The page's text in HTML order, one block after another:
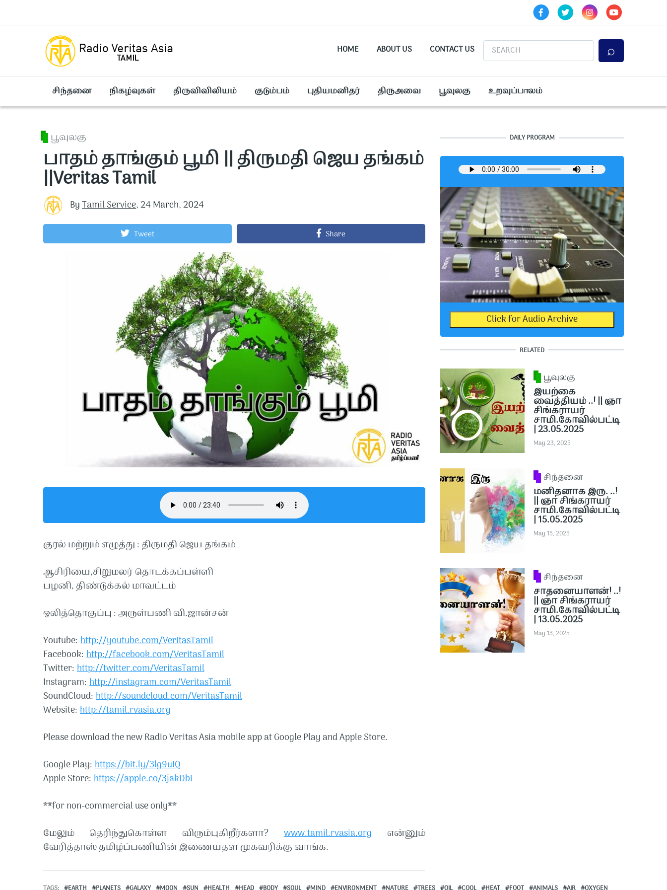
HOME ABOUT US CONTACT US Search
சிந்தனை நிகழ்வுகள் திருவிவிலியம் குடும்பம் புதியமனிதர் திருஅவை பூவுலகு உறவுப்பாலம்
பூவுலகு
பாதம் தாங்கும் பூமி || திருமதி ஜெய தங்கம்
||Veritas Tamil
ByTamil Service,24 March, 2024
Tweet Share
குரல் மற்றும் எழுத்து : திருமதி ஜெய தங்கம்
ஆசிரியை,சிறுமலர் தொடக்கப்பள்ளி
பழனி, திண்டுக்கல் மாவட்டம்
ஒலித்தொகுப்பு : அருள்பணி வி.ஜான்சன்
Youtube: http://youtube.com/VeritasTamil​​
Facebook: http://facebook.com/VeritasTamil​​
Twitter: http://twitter.com/VeritasTamil​​
Instagram: http://instagram.com/VeritasTamil​​
SoundCloud: http://soundcloud.com/VeritasTamil​​
Website: http://tamil.rvasia.org
Please download the new Radio Veritas Asia mobile app at Google Play and Apple Store.
Google Play: https://bit.ly/3lg9uIQ
Apple Store: https://apple.co/3jakDbi
**for non-commercial use only**
மேலும் தெரிந்துகொள்ள விரும்புகிறீர்களா?www.tamil.rvasia.org என்னும்
வேரித்தாஸ் தமிழ்ப்பணியின் இணையதள முகவரிக்கு வாங்க.
DAILY PROGRAM
Click for Audio Archive
RELATED
பூவுலகு
இயற்கை
வைத்தியம் ..! || ஞா
சிங்கராயர்
சாமி.கோவில்பட்டி
| 23.05.2025
May 23, 2025
சிந்தனை
மனிதனாக இரு. ..!
|| ஞா சிங்கராயர்
சாமி.கோவில்பட்டி
| 15.05.2025
May 15, 2025
சிந்தனை
சாதனையாளன்! ..!
|| ஞா சிங்கராயர்
சாமி.கோவில்பட்டி
| 13.05.2025
May 13, 2025